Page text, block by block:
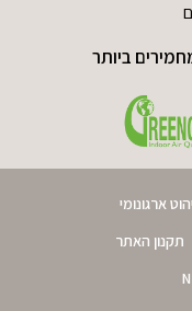
ביותר
ארגונומי
תקנון האתר